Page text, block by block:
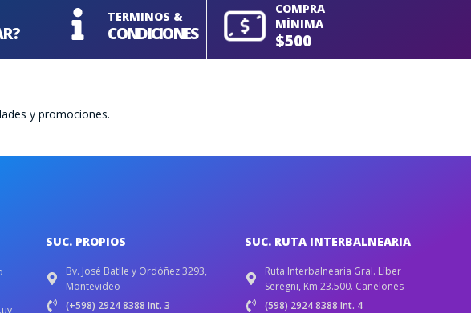
TERMINOS &
CONDICIONES
COMPRA
MÍNIMA
$500
y promociones.
SUC. PROPIOS
Bv. José Batlle y Ordóñez 3293,
Montevideo
(+598) 2924 8388 Int. 3
SUC. RUTA INTERBALNEARIA
Ruta Interbalnearia Gral. Líber
Seregni, Km 23.500. Canelones
(598) 2924 8388 Int. 4